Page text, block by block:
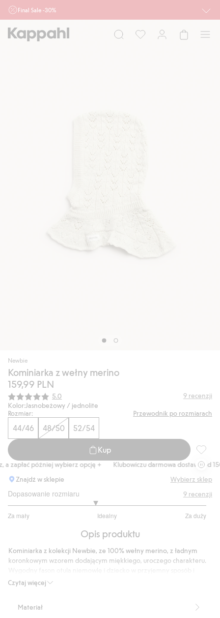
Final Sale -30%
działu outlet do 10.8 w sklepach Kappahl i Newbie oraz na kappahl.com. Ofert
nie łączymy
Newbie
Kominiarka z wełny merino
159,99 PLN
Średnia ocena:
5.0 9 recenzji
Kolor:Jasnobeżowy / jednolite
Rozmiar:
Przewodnik po rozmiarach
44/46 48/50 52/54
Kup
zapłać później wybierz opcję +
Klubowiczu darmowa dostawa od 150
Znajdź w sklepie
Wybierz sklep
Dopasowanie rozmiaru
Za mały Idealny Za duży
na
8
głosów
9 recenzji
Opis produktu
Czytaj więcej
Kominiarka z kolekcji Newbie, ze 100% wełny merino, z ładnym
koronkowym wzorem dodającym miękkiego, uroczego charakteru.
zapewnia ciepło w chłodne dni.
RWS certified wool
Materiał